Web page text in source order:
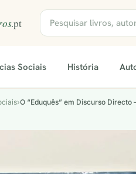
Sociais História
›O “Eduquês” em Discurso Directo